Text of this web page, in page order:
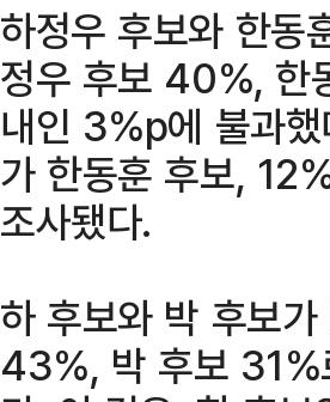
하정우 후보와 한동
정우 후보 40%, 한
내인 3%p에 불과
가 한동훈 후보,
조사됐다.
하 후보와 박 후보
43%, 박 후보 31%